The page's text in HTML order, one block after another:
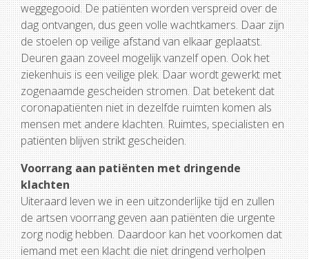
weggegooid. De patiënten worden verspreid over de
dag ontvangen, dus geen volle wachtkamers. Daar zijn
de stoelen op veilige afstand van elkaar geplaatst.
Deuren gaan zoveel mogelijk vanzelf open. Ook het
ziekenhuis is een veilige plek. Daar wordt gewerkt met
zogenaamde gescheiden stromen. Dat betekent dat
coronapatiënten niet in dezelfde ruimten komen als
mensen met andere klachten. Ruimtes, specialisten en
patiënten blijven strikt gescheiden.
Voorrang aan patiënten met dringende
klachten
Uiteraard leven we in een uitzonderlijke tijd en zullen
de artsen voorrang geven aan patiënten die urgente
zorg nodig hebben. Daardoor kan het voorkomen dat
iemand met een klacht die niet dringend verholpen